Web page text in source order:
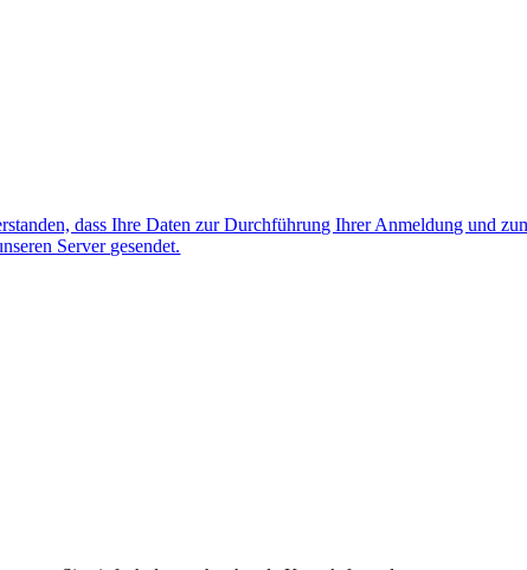
dass Ihre Daten zur Durchführung Ihrer Anmeldung und
Server gesendet.